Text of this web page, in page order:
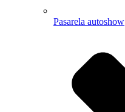
Pasarela autoshow